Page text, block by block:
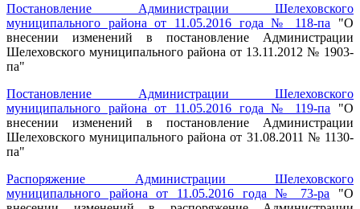
Постановление Администрации Шелеховского
муниципального района от 11.05.2016 года № 118-па "О
внесении изменений в постановление Администрации
Шелеховского муниципального района от 13.11.2012 № 1903-
па"
Постановление Администрации Шелеховского
муниципального района от 11.05.2016 года № 119-па "О
внесении изменений в постановление Администрации
Шелеховского муниципального района от 31.08.2011 № 1130-
па"
Распоряжение Администрации Шелеховского
муниципального района от 11.05.2016 года № 73-ра "О